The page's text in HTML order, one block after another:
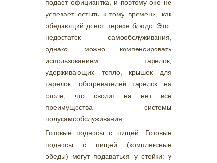
подает официантка, и поэтому оно не
успевает остыть к тому времени, как
обедающий доест первое блюдо. Этот
недостаток самообслуживания,
однако, можно компенсировать
использованием тарелок,
удерживающих тепло, крышек для
тарелок, обогревателей тарелок на
столе, что сводит на нет все
преимущества системы
полусамообслуживания.
Готовые подносы с пищей. Готовые
подносы с пищей (комплексные
обеды) могут подаваться у стойки: у